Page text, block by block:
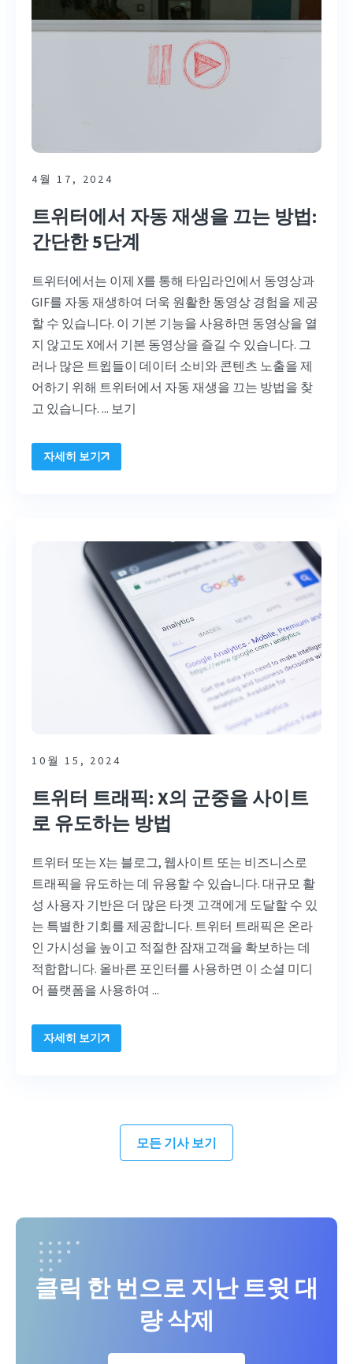
4월 17, 2024
트위터에서 자동 재생을 끄는 방법:
간단한 5단계
트위터에서는 이제 X를 통해 타임라인에서 동영상과
GIF를 자동 재생하여 더욱 원활한 동영상 경험을 제공
할 수 있습니다. 이 기본 기능을 사용하면 동영상을 열
지 않고도 X에서 기본 동영상을 즐길 수 있습니다. 그
러나 많은 트윕들이 데이터 소비와 콘텐츠 노출을 제
어하기 위해 트위터에서 자동 재생을 끄는 방법을 찾
고 있습니다. ... 보기
자세히 보기
10월 15, 2024
트위터 트래픽: X의 군중을 사이트
로 유도하는 방법
트위터 또는 X는 블로그, 웹사이트 또는 비즈니스로
트래픽을 유도하는 데 유용할 수 있습니다. 대규모 활
성 사용자 기반은 더 많은 타겟 고객에게 도달할 수 있
는 특별한 기회를 제공합니다. 트위터 트래픽은 온라
인 가시성을 높이고 적절한 잠재고객을 확보하는 데
적합합니다. 올바른 포인터를 사용하면 이 소셜 미디
어 플랫폼을 사용하여 ...
자세히 보기
모든 기사 보기
클릭 한 번으로 지난 트윗 대
량 삭제